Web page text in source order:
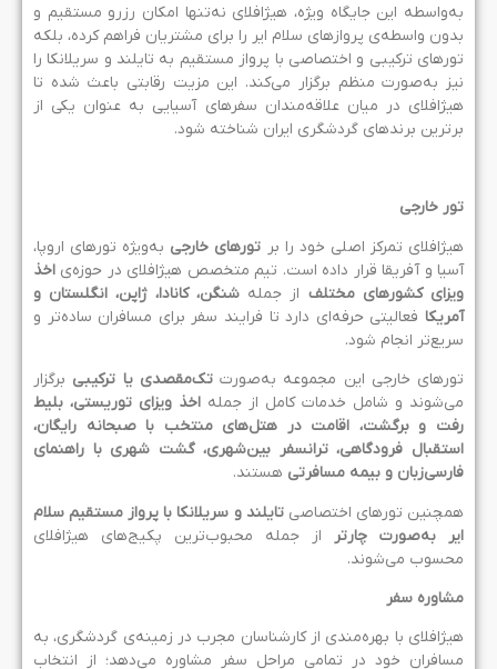
این جایگاه ویژه، هیژافلای نه‌تنها امکان رزرو مستقیم و
واسطه‌ی پروازهای سلام ایر را برای مشتریان فراهم کرده، بلکه
ترکیبی و اختصاصی با پرواز مستقیم به تایلند و سریلانکا را
به‌صورت منظم برگزار می‌کند. این مزیت رقابتی باعث شده تا
در میان علاقه‌مندان سفرهای آسیایی به عنوان یکی از
برندهای گردشگری ایران شناخته شود.
خارجی
تمرکز اصلی خود را بر تورهای خارجیبه‌ویژه تورهای اروپا،
و آفریقا قرار داده است. تیم متخصص هیژافلای در حوزه‌یاخذ
کشورهای مختلفاز جملهشنگن، کانادا، ژاپن، انگلستان و
فعالیتی حرفه‌ای دارد تا فرایند سفر برای مسافران ساده‌تر و
انجام شود.
خارجی این مجموعه به‌صورتتک‌مقصدی یا ترکیبیبرگزار
و شامل خدمات کامل از جملهاخذ ویزای توریستی، بلیط
و برگشت، اقامت در هتل‌های منتخب با صبحانه رایگان،
فرودگاهی، ترانسفر بین‌شهری، گشت شهری با راهنمای
و بیمه مسافرتیهستند.
تورهای اختصاصیتایلند و سریلانکا با پرواز مستقیم سلام
به‌صورت چارتر از جمله محبوب‌ترین پکیج‌های هیژافلای
می‌شوند.
سفر
با بهره‌مندی از کارشناسان مجرب در زمینه‌ی گردشگری، به
خود در تمامی مراحل سفر مشاوره می‌دهد؛ از انتخاب